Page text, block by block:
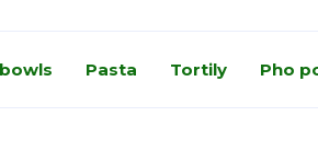
Pasta Tortily Pho